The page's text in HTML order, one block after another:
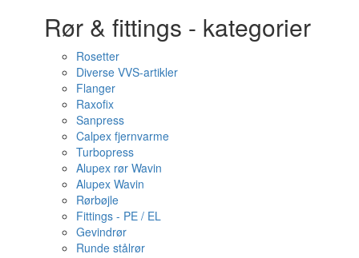
Rør & fittings - kategorier
Rosetter
Diverse VVS-artikler
Flanger
Raxofix
Sanpress
Calpex fjernvarme
Turbopress
Alupex rør Wavin
Alupex Wavin
Rørbøjle
Fittings - PE / EL
Gevindrør
Runde stålrør